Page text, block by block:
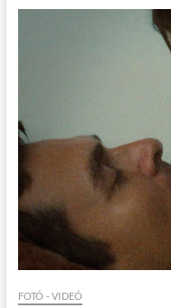
FOTÓ - VIDEÓ